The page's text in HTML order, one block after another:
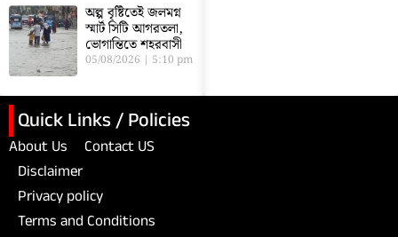
অল্প বৃষ্টিতেই জলমগ্ন
স্মার্ট সিটি আগরতলা,
ভোগান্তিতে শহরবাসী
05/08/2026 5:10 pm
Quick Links / Policies
About Us
Contact US
Disclaimer
Privacy policy
Terms and Conditions